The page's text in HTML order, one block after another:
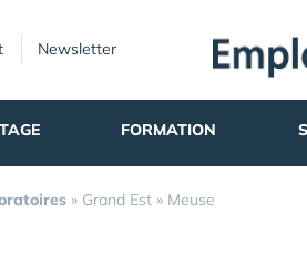
Newsletter
FORMATION
» Grand Est » Meuse